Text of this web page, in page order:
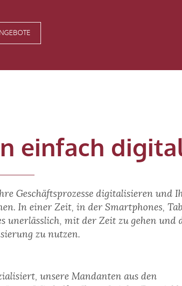
einfach
Geschäftsprozesse digitalisieren und
In einer Zeit, in der Smartphones,
unerlässlich, mit der Zeit zu gehen und
zu nutzen.
unsere Mandanten aus den